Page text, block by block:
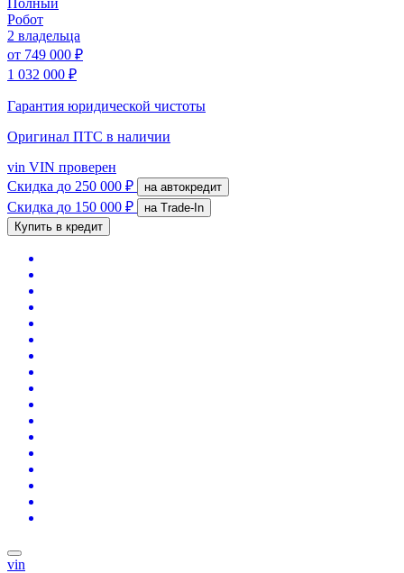
Робот
2 владельца
от 749 000 ₽
1 032 000 ₽
Гарантия юридической чистоты
Оригинал ПТС в наличии
vin VIN проверен
Скидка до 250 000 ₽ на автокредит
Скидка до 150 000 ₽
на Trade-In
Купить в кредит
vin